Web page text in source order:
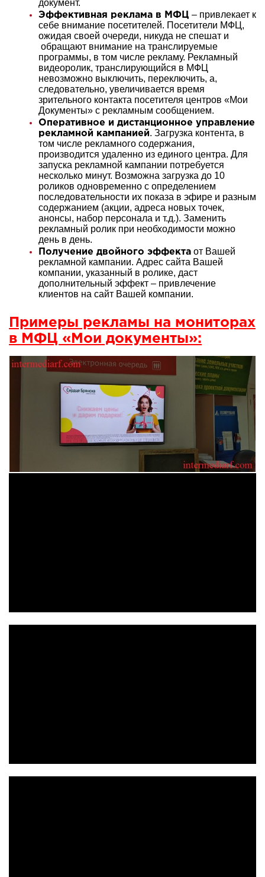
документ.
Эффективная реклама в МФЦ – привлекает к
себе внимание посетителей. Посетители МФЦ,
ожидая своей очереди, никуда не спешат и
обращают внимание на транслируемые
программы, в том числе рекламу. Рекламный
видеоролик, транслирующийся в МФЦ
невозможно выключить, переключить, а,
следовательно, увеличивается время
зрительного контакта посетителя центров «Мои
Документы» с рекламным сообщением.
Оперативное и дистанционное управление
рекламной кампанией. Загрузка контента, в
том числе рекламного содержания,
производится удаленно из единого центра. Для
запуска рекламной кампании потребуется
несколько минут. Возможна загрузка до 10
роликов одновременно с определением
последовательности их показа в эфире и разным
содержанием (акции, адреса новых точек,
анонсы, набор персонала и т.д.). Заменить
рекламный ролик при необходимости можно
день в день.
Получение двойного эффекта от Вашей
рекламной кампании. Адрес сайта Вашей
компании, указанный в ролике, даст
дополнительный эффект – привлечение
клиентов на сайт Вашей компании.
Примеры рекламы на мониторах
в МФЦ «Мои документы»: